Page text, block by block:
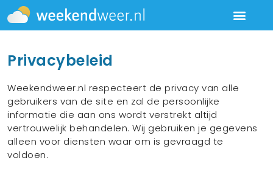
Privacybeleid
Weekendweer.nl respecteert de privacy van alle
gebruikers van de site en zal de persoonlijke
informatie die aan ons wordt verstrekt altijd
vertrouwelijk behandelen. Wij gebruiken je gegevens
alleen voor diensten waar om is gevraagd te
voldoen.